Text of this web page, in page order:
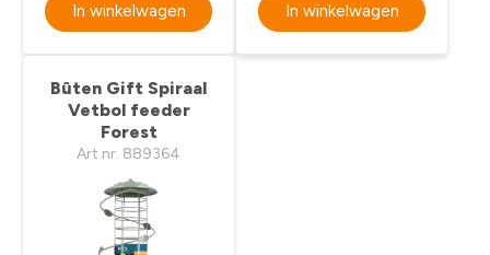
In winkelwagen In winkelwagen
Bûten Gift Spiraal
Vetbol feeder
Forest
Art nr. 889364